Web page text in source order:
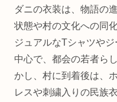
ダニの衣装は、物語の
状態や村の文化への同
ジュアルなTシャツや
中心で、都会の若者ら
かし、村に到着後は、
レスや刺繍入りの民族